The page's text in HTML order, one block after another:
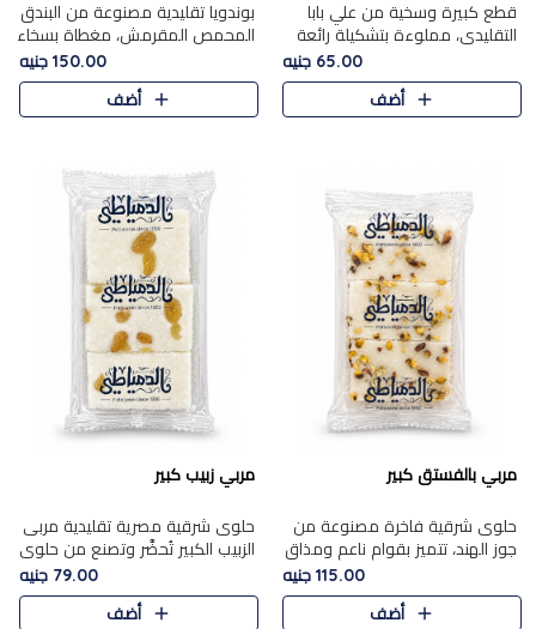
قطع كبيرة وسخية من علي بابا
التقليدي، مملوءة بتشكيلة رائعة
من المكسرات المحمصة المحمرة.
65.00 جنيه
أضف
بوندويا تقليدية مصنوعة من البندق
المحمص المقرمش، مغطاة بسخاء
بشوكولاتة فاخرة غنية لتحقيق
التوازن المثالي بين قوام القرمشة
ونكهة الشوكولاتة ا..
150.00 جنيه
أضف
مربي بالفستق كبير
حلوى شرقية فاخرة مصنوعة من
جوز الهند، تتميز بقوام ناعم ومذاق
غني، وتزين بقطع من الفستق
الفاخر التي تضيف عليها قرمشة
115.00 جنيه
أضف
مربي زبيب كبير
حلوى شرقية مصرية تقليدية مربى
الزبيب الكبير تُحضَّر وتصنع من حلوي
جوز الهند باسد بقوام طري ومذاق
غني، وتُزين وتغطا بحبات الزبيب
الذهبي التي ..
79.00 جنيه
أضف